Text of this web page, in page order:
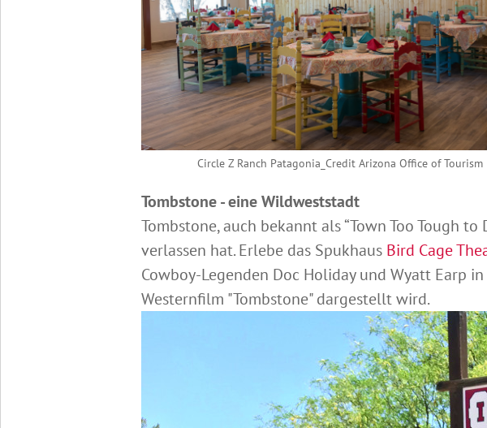
Circle Z Ranch Patagonia_Credit Arizona Office of Tourism
Tombstone - eine Wildweststadt
Tombstone, auch bekannt als “Town Too Tough
verlassen hat. Erlebe das Spukhaus Bird Cage
Cowboy-Legenden Doc Holiday und Wyatt Earp
Westernfilm "Tombstone" dargestellt wird.